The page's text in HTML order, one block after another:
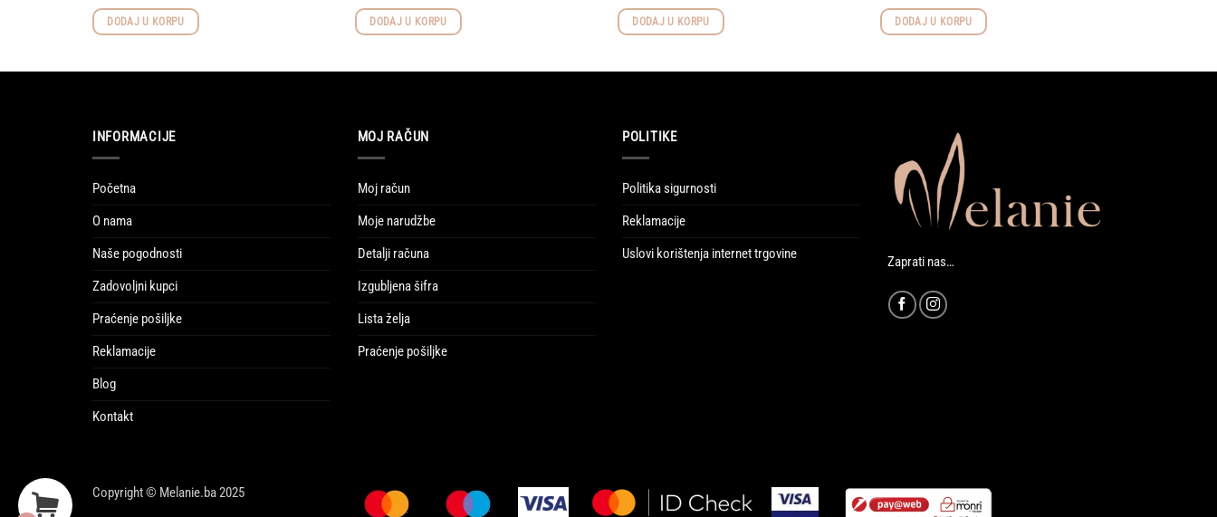
DODAJ U KORPU DODAJ U KORPU DODAJ U KORPU DODAJ U KORPU
INFORMACIJE
Početna
O nama
Naše pogodnosti
Zadovoljni kupci
Praćenje pošiljke
Reklamacije
Blog
Kontakt
MOJ RAČUN
Moj račun
Moje narudžbe
Detalji računa
Izgubljena šifra
Lista želja
Praćenje pošiljke
POLITIKE
Politika sigurnosti
Reklamacije
Uslovi korištenja internet trgovine
Zaprati nas…
Copyright © Melanie.ba 2025